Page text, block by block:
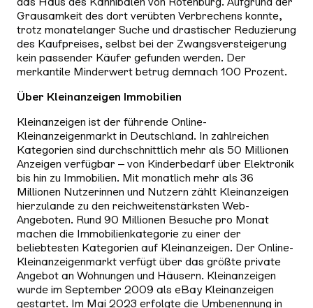
Grausamkeit des dort verübten Verbrechens konnte,
trotz monatelanger Suche und drastischer Reduzierung
des Kaufpreises, selbst bei der Zwangsversteigerung
kein passender Käufer gefunden werden. Der
merkantile Minderwert betrug demnach 100 Prozent.
Über Kleinanzeigen Immobilien
Kleinanzeigen ist der führende Online-
Kleinanzeigenmarkt in Deutschland. In zahlreichen
Kategorien sind durchschnittlich mehr als 50 Millionen
Anzeigen verfügbar – von Kinderbedarf über Elektronik
bis hin zu Immobilien. Mit monatlich mehr als 36
Millionen Nutzerinnen und Nutzern zählt Kleinanzeigen
hierzulande zu den reichweitenstärksten Web-
Angeboten. Rund 90 Millionen Besuche pro Monat
machen die Immobilienkategorie zu einer der
beliebtesten Kategorien auf Kleinanzeigen. Der Online-
Kleinanzeigenmarkt verfügt über das größte private
Angebot an Wohnungen und Häusern. Kleinanzeigen
wurde im September 2009 als eBay Kleinanzeigen
gestartet. Im Mai 2023 erfolgte die Umbenennung in